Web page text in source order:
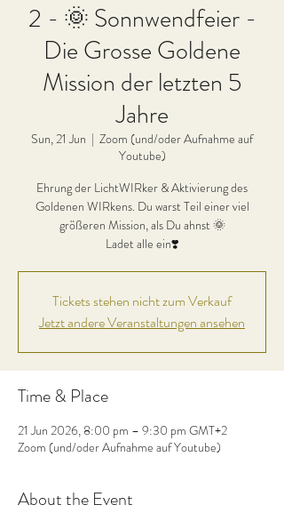
2 - 🌞 Sonnwendfeier -
Die Grosse Goldene
Mission der letzten 5
Jahre
Sun, 21 Jun
  |
Zoom (und/oder Aufnahme auf
Youtube)
Ehrung der LichtWIRker & Aktivierung des
Goldenen WIRkens. Du warst Teil einer viel
größeren Mission, als Du ahnst 🌞
Ladet alle ein❣️
Tickets stehen nicht zum Verkauf
Jetzt andere Veranstaltungen ansehen
Time & Place
21 Jun 2026, 8:00 pm – 9:30 pm GMT+2
Zoom (und/oder Aufnahme auf Youtube)
About the Event